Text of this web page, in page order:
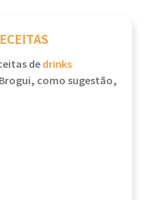
dedrinks
como sugestão,